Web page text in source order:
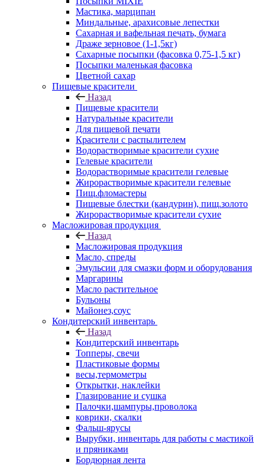
Мастика, марципан
Миндальные, арахисовые лепестки
Сахарная и вафельная печать, бумага
Драже зерновое (1-1,5кг)
Сахарные посыпки (фасовка 0,75-1,5 кг)
Посыпки маленькая фасовка
Цветной сахар
Пищевые красители
Назад
Пищевые красители
Натуральные красители
Для пищевой печати
Красители с распылителем
Водорастворимые красители сухие
Гелевые красители
Водорастворимые красители гелевые
Жирорастворимые красители гелевые
Пищ.фломастеры
Пищевые блестки (кандурин), пищ.золото
Жирорастворимые красители сухие
Масложировая продукция
Назад
Масложировая продукция
Масло, спреды
Эмульсии для смазки форм и оборудования
Маргарины
Масло растительное
Бульоны
Майонез,соус
Кондитерский инвентарь
Назад
Кондитерский инвентарь
Топперы, свечи
Пластиковые формы
весы,термометры
Открытки, наклейки
Глазирование и сушка
Палочки,шампуры,проволока
коврики, скалки
Фальш-ярусы
Вырубки, инвентарь для работы с мастикой
и пряниками
Бордюрная лента